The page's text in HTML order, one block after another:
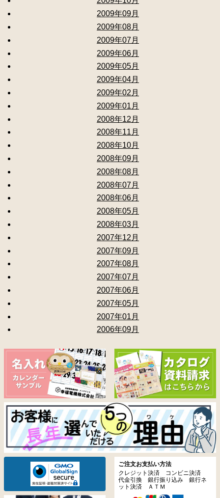
2009年09月
2009年08月
2009年07月
2009年06月
2009年05月
2009年04月
2009年02月
2009年01月
2008年12月
2008年11月
2008年10月
2008年09月
2008年08月
2008年07月
2008年06月
2008年05月
2008年03月
2007年12月
2007年09月
2007年08月
2007年07月
2007年06月
2007年05月
2007年01月
2006年09月
ご注文お支払い方法
クレジット決済 コンビニ決済
代金引換 銀行振り込み 銀行ネ
ット決済 ＡＴＭ